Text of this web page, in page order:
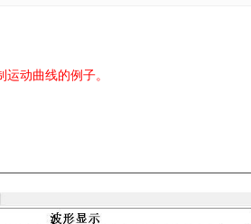
动曲线的例子。